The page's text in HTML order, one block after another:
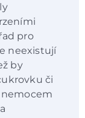
pro
neexistují
by
či